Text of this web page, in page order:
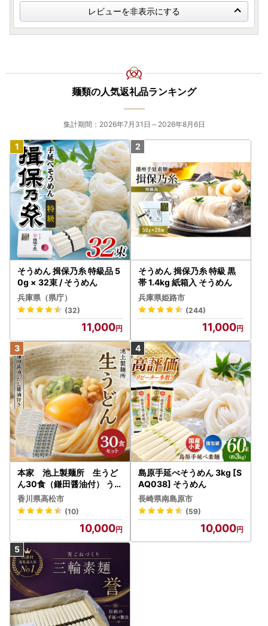
レビューを非表示にする
麺類の人気返礼品ランキング
集計期間：2026年7月31日～2026年8月6日
そうめん 揖保乃糸 特級品 5
0g × 32束 / そうめん
兵庫県（県庁）
(32)
11,000
そうめん 揖保乃糸 特級 黒
帯 1.4kg 紙箱入 そうめん
兵庫県姫路市
(244)
11,000
本家 池上製麺所 生うど
ん30食（鎌田醤油付） うど
ん
香川県高松市
(10)
10,000
島原手延べそうめん 3kg [S
AQ038] そうめん
長崎県南島原市
(59)
10,000